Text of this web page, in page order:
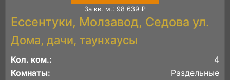
За кв. м.: 98 639 ₽
Ессентуки, Молзавод, Седова ул.
Дома, дачи, таунхаусы
Кол. ком.:
4
Комнаты:
Раздельные